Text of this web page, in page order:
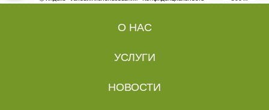
О НАС
УСЛУГИ
НОВОСТИ